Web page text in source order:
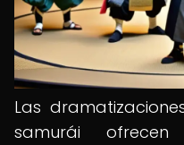
Las
samurái